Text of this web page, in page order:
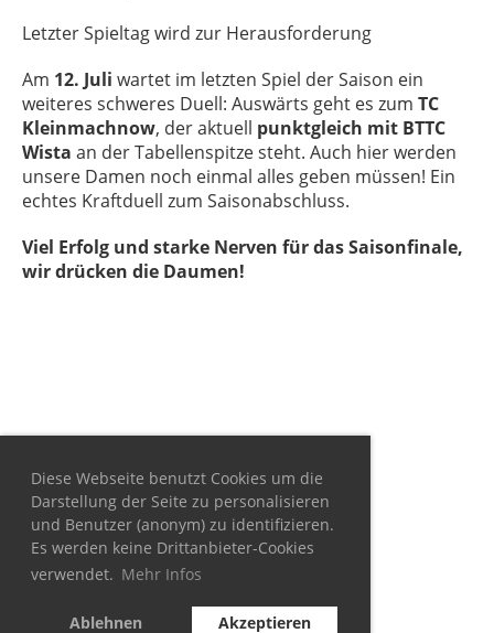
Diese Webseite benutzt Cookies um die
Darstellung der Seite zu personalisieren
und Benutzer (anonym) zu identifizieren.
Es werden keine Drittanbieter-Cookies
verwendet. Mehr Infos
Ablehnen Akzeptieren
Letzter Spieltag wird zur Herausforderung
Am 12. Juli wartet im letzten Spiel der Saison ein
weiteres schweres Duell: Auswärts geht es zum TC
Kleinmachnow, der aktuell punktgleich mit BTTC
Wista an der Tabellenspitze steht. Auch hier werden
unsere Damen noch einmal alles geben müssen! Ein
echtes Kraftduell zum Saisonabschluss.
Viel Erfolg und starke Nerven für das Saisonfinale,
wir drücken die Daumen!